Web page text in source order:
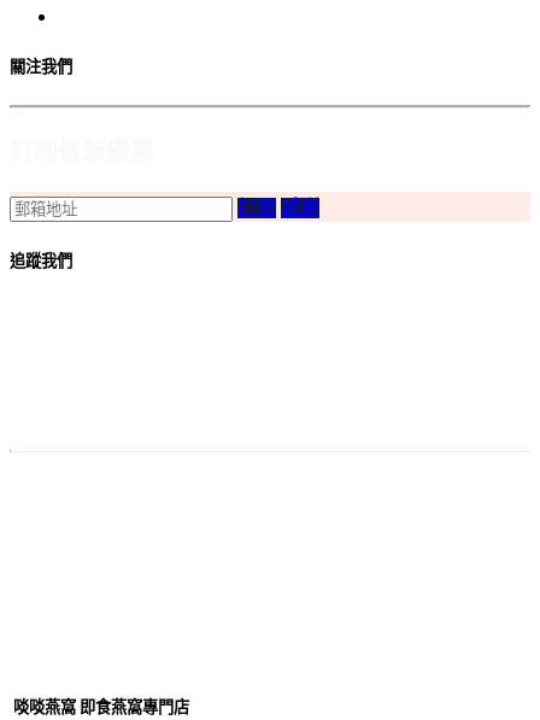
關注我們
訂閲 感謝
追蹤我們
啖啖燕窩 即食燕窩專門店